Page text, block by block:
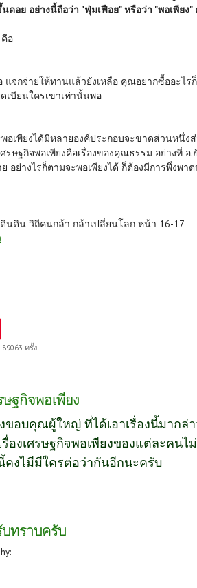
อย อย่างนี้ถือว่า "ฟุ่มเฟือย" หรือว่า "พอเพียง"
อ
กจ่ายให้ทานแล้วยังเหลือ คุณอยากซื้ออะไรก็
เบียนใครเขาเท่านั้นพอ
เพียงได้มีหลายองค์ประกอบจะขาดส่วนหนึ่ง
รษฐกิจพอเพียงคือเรื่องของคุณธรรม อย่างที่
ย่างไรก็ตามจะพอเพียงได้ ก็ต้องมีการพึ่งพาต
นดิน วิถีคนกล้า กล้าเปลี่ยนโลก หน้า 16-17
nt
es
t
ครั้ง
ษฐกิจพอเพียง
ขอบคุณผู้ใหญ่ ที่ได้เอาเรื่องนี้มากล่า
รื่องเศรษฐกิจพอเพียงของแต่ละคน
คงไมีมีใครต่อว่ากันอีกนะครับ
บทราบครับ